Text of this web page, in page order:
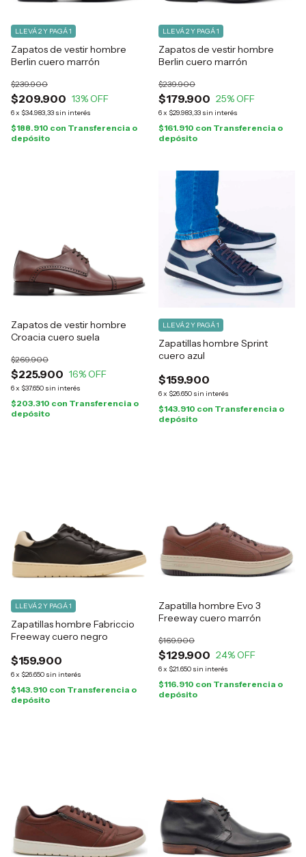
Zapatos de vestir hombre
Berlin cuero marrón
$209.900
$239.900
13% OFF
6x $34.983,33 sin interés
LLEVÁ 2 Y PAGÁ 1
$188.910 con Transferencia o
depósito
Zapatos de vestir hombre
Berlin cuero marrón
$179.900
$239.900
25% OFF
6x $29.983,33 sin interés
LLEVÁ 2 Y PAGÁ 1
$161.910 con Transferencia o
depósito
Zapatos de vestir hombre
Croacia cuero suela
$225.900
$269.900
16% OFF
6x $37.650 sin interés
$203.310 con Transferencia o
depósito
Zapatillas hombre Sprint
cuero azul
$159.900
6x $26.650 sin interés
LLEVÁ 2 Y PAGÁ 1
$143.910 con Transferencia o
depósito
Zapatillas hombre Fabriccio
Freeway cuero negro
$159.900
6x $26.650 sin interés
LLEVÁ 2 Y PAGÁ 1
$143.910 con Transferencia o
depósito
Zapatilla hombre Evo 3
Freeway cuero marrón
$129.900
$169.900
24% OFF
6x $21.650 sin interés
$116.910 con Transferencia o
depósito